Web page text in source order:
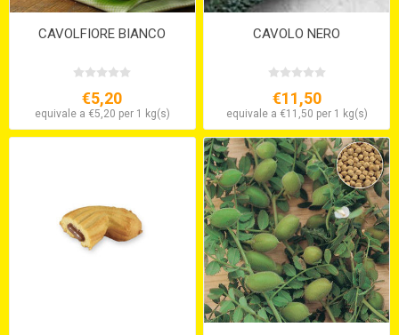
CAVOLFIORE BIANCO
€5,20
equivale a €5,20 per 1 kg(s)
CAVOLO NERO
€11,50
equivale a €11,50 per 1 kg(s)